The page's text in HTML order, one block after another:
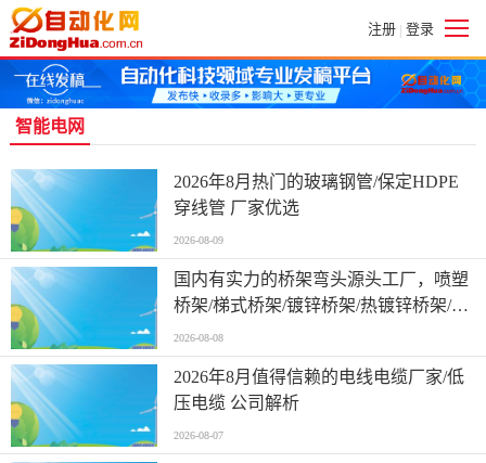
注册 | 登录
智能电网
2026年8月热门的玻璃钢管/保定HDPE
穿线管 厂家优选
2026-08-09
国内有实力的桥架弯头源头工厂，喷塑
桥架/梯式桥架/镀锌桥架/热镀锌桥架/金
属线槽/不锈钢桥架，桥架弯头实力厂家
哪家好
2026-08-08
2026年8月值得信赖的电线电缆厂家/低
压电缆 公司解析
2026-08-07